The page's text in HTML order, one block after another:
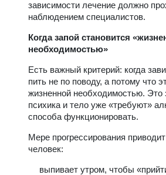
зависимости лечение должно
наблюдением специалистов.
Когда запой становится
необходимостью»
Есть важный критерий: когда
пить не по поводу, а потому что
жизненной необходимостью. Это
психика и тело уже «требуют»
способа функционировать.
Мере прогрессирования
человек:
выпивает утром, чтобы